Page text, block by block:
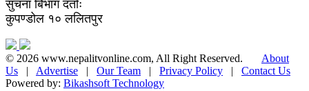
सुचना बिभाग दर्ताः
कुपण्डोल १० ललितपुर
© 2026 www.nepalitvonline.com, All Right Reserved. About
Us | Advertise | Our Team | Privacy Policy | Contact Us
Powered by: Bikashsoft Technology